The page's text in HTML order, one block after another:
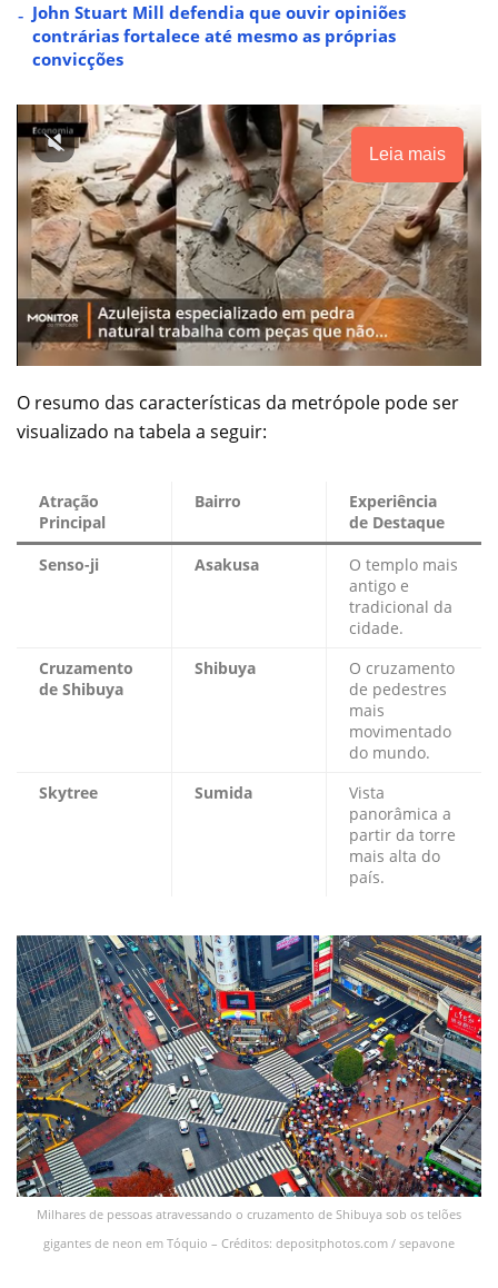
John Stuart Mill defendia que ouvir opiniões
contrárias fortalece até mesmo as próprias
convicções
Leia mais
O resumo das características da metrópole pode ser
visualizado na tabela a seguir:
Atração
Principal
Bairro
Experiência
de Destaque
Senso-ji
Asakusa
O templo mais
antigo e
tradicional da
cidade.
Cruzamento
de Shibuya
Shibuya
O cruzamento
de pedestres
mais
movimentado
do mundo.
Skytree
Sumida
Vista
panorâmica a
partir da torre
mais alta do
país.
Milhares de pessoas atravessando o cruzamento de Shibuya sob os telões
gigantes de neon em Tóquio – Créditos: depositphotos.com / sepavone